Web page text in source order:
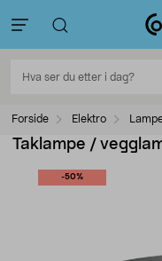
Forside Elektro
Taklampe /
-50%